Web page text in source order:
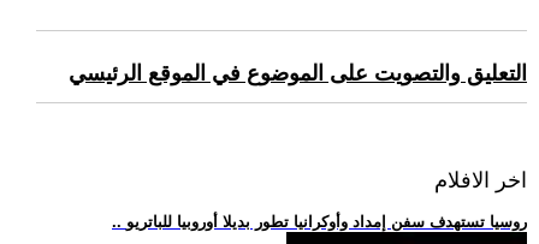
التعليق والتصويت على الموضوع في الموقع الرئيسي
اخر الافلام
.. روسيا تستهدف سفن إمداد وأوكرانيا تطور بديلا أوروبيا للباتريو